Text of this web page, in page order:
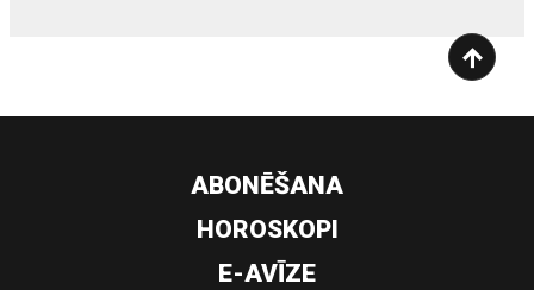
ABONĒŠANA
HOROSKOPI
E-AVĪZE